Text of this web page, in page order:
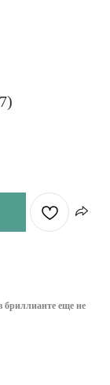
бриллианте еще не